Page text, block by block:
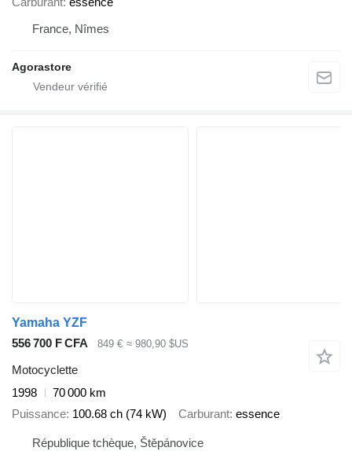
France, Nîmes
Agorastore
Yamaha YZF
556 700 F CFA
849 € ≈ 980,90 $US
Motocyclette
1998
70 000 km
Puissance 100.68 ch (74 kW) Carburant essence
République tchèque, Štěpánovice